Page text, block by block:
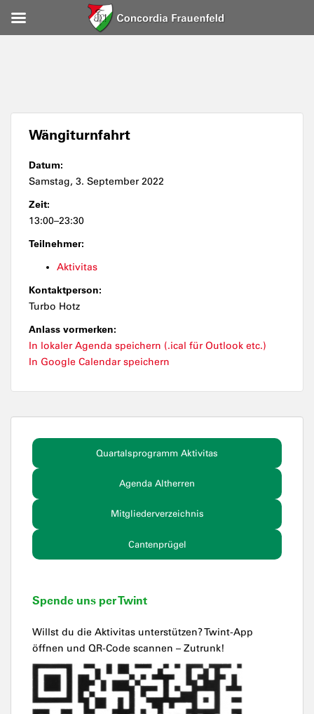
Wängiturnfahrt
Datum:
Samstag, 3. September 2022
Zeit:
13:00–23:30
Teilnehmer:
Aktivitas
Kontaktperson:
Turbo Hotz
Anlass vormerken:
In lokaler Agenda speichern (.ical für Outlook etc.)
In Google Calendar speichern
Quartalsprogramm Aktivitas
Agenda Altherren
Mitgliederverzeichnis
Cantenprügel
Spende uns per Twint
Willst du die Aktivitas unterstützen? Twint-App
öffnen und QR-Code scannen – Zutrunk!